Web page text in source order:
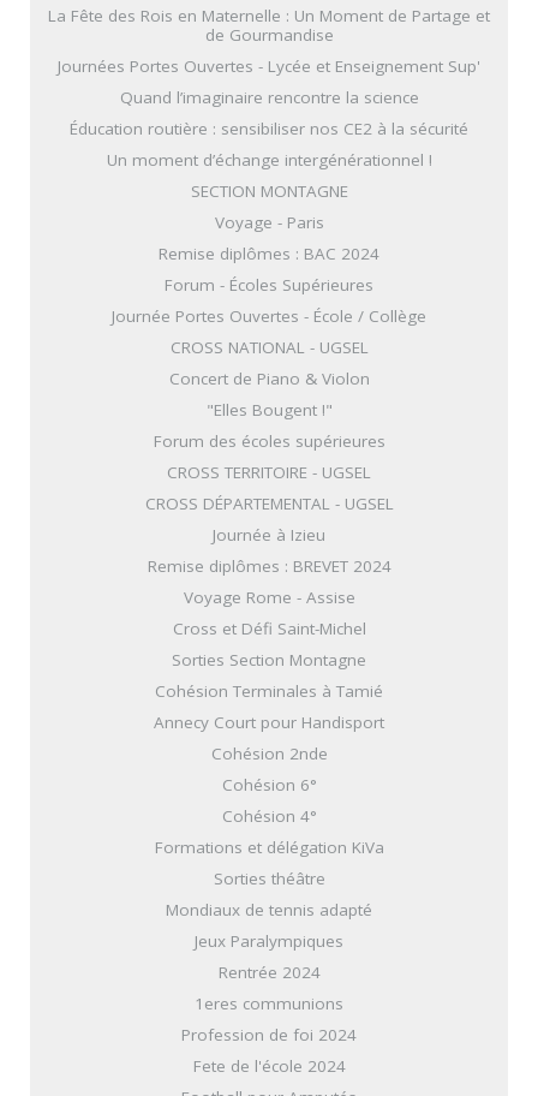
La Fête des Rois en Maternelle : Un Moment de Partage et
de Gourmandise
Journées Portes Ouvertes - Lycée et Enseignement Sup'
Quand l’imaginaire rencontre la science
Éducation routière : sensibiliser nos CE2 à la sécurité
Un moment d’échange intergénérationnel !
SECTION MONTAGNE
Voyage - Paris
Remise diplômes : BAC 2024
Forum - Écoles Supérieures
Journée Portes Ouvertes - École / Collège
CROSS NATIONAL - UGSEL
Concert de Piano & Violon
"Elles Bougent !"
Forum des écoles supérieures
CROSS TERRITOIRE - UGSEL
CROSS DÉPARTEMENTAL - UGSEL
Journée à Izieu
Remise diplômes : BREVET 2024
Voyage Rome - Assise
Cross et Défi Saint-Michel
Sorties Section Montagne
Cohésion Terminales à Tamié
Annecy Court pour Handisport
Cohésion 2nde
Cohésion 6°
Cohésion 4°
Formations et délégation KiVa
Sorties théâtre
Mondiaux de tennis adapté
Jeux Paralympiques
Rentrée 2024
1eres communions
Profession de foi 2024
Fete de l'école 2024